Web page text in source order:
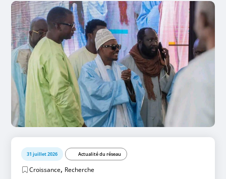
31 juillet 2026 Actualité du réseau
Croissance, Recherche